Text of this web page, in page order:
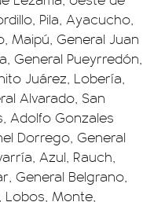
Pila, Ayacucho,
Maipú, General Juan
General Pueyrredón,
Juárez, Lobería,
Alvarado, San
Adolfo Gonzales
Dorrego, General
Azul, Rauch,
General Belgrano,
Lobos, Monte,